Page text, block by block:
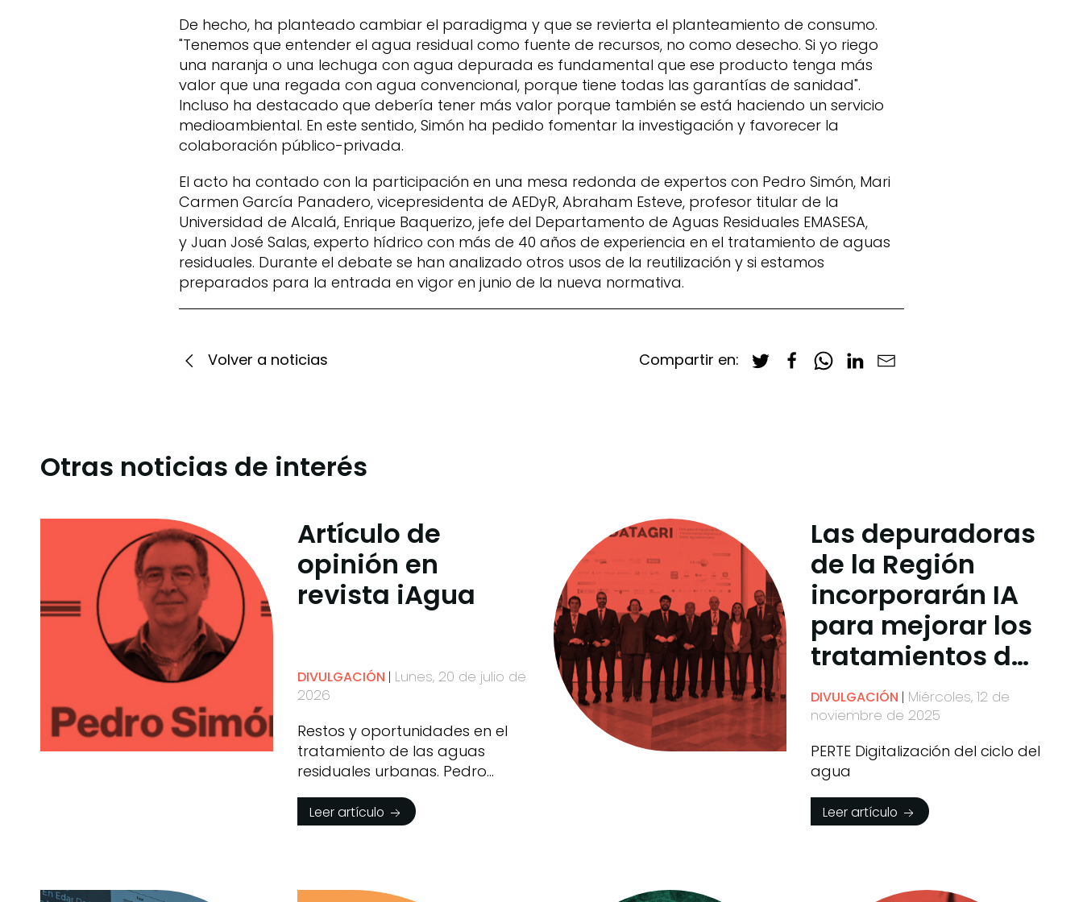
De hecho, ha planteado cambiar el paradigma y que se revierta el planteamiento de consumo.
"Tenemos que entender el agua residual como fuente de recursos, no como desecho. Si yo riego
una naranja o una lechuga con agua depurada es fundamental que ese producto tenga más
valor que una regada con agua convencional, porque tiene todas las garantías de sanidad".
Incluso ha destacado que debería tener más valor porque también se está haciendo un servicio
medioambiental. En este sentido, Simón ha pedido fomentar la investigación y favorecer la
colaboración público-privada.
El acto ha contado con la participación en una mesa redonda de expertos con Pedro Simón, Mari
Carmen García Panadero, vicepresidenta de AEDyR, Abraham Esteve, profesor titular de la
Universidad de Alcalá, Enrique Baquerizo, jefe del Departamento de Aguas Residuales EMASESA,
y Juan José Salas, experto hídrico con más de 40 años de experiencia en el tratamiento de aguas
residuales. Durante el debate se han analizado otros usos de la reutilización y si estamos
preparados para la entrada en vigor en junio de la nueva normativa.
Volver a noticias Compartir en:
Otras noticias de interés
Artículo de
opinión en
revista iAgua
DIVULGACIÓN
Lunes, 20 de julio de
2026
Restos y oportunidades en el
tratamiento de las aguas
residuales urbanas. Pedro
Leer artículo
Las depuradoras
de la Región
incorporarán IA
para mejorar los
tratamientos de
regeneración del
agua
DIVULGACIÓN
Miércoles, 12 de
noviembre de 2025
PERTE Digitalización del ciclo del
agua
Leer artículo